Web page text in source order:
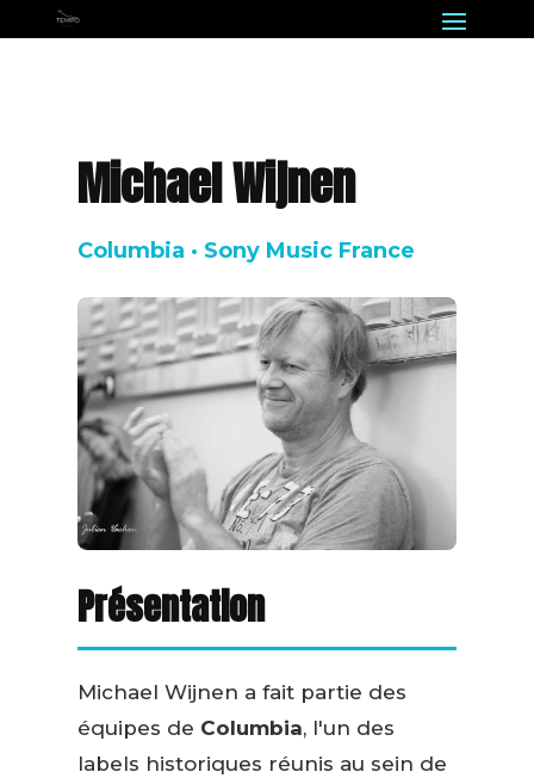
Michael Wijnen
Columbia · Sony Music France
Présentation
Michael Wijnen a fait partie des
équipes de Columbia, l'un des
labels historiques réunis au sein de